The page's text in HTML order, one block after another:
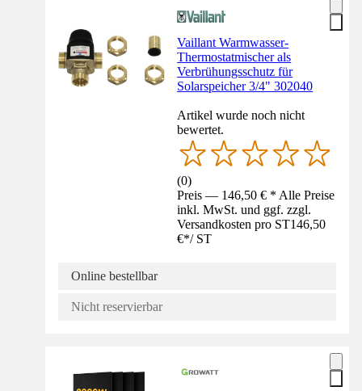
Vaillant Warmwasser-
Thermostatmischer als
Verbrühungsschutz für
Solarspeicher 3/4" 302040
Artikel wurde noch nicht
bewertet.
(0)
Preis — 146,50 € * Alle Preise
inkl. MwSt. und ggf. zzgl.
Versandkosten pro ST146,50
€*/ ST
Online bestellbar
Nicht reservierbar